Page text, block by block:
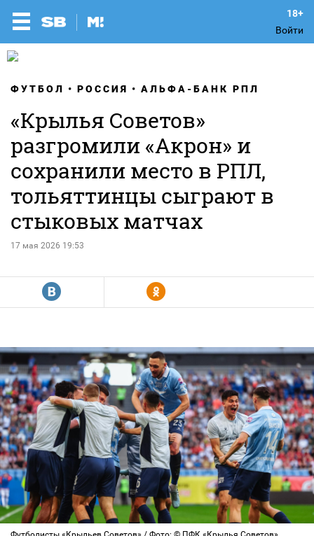
Войти
ФУТБОЛ РОССИЯ АЛЬФА-БАНК РПЛ
«Крылья Советов»
разгромили «Акрон» и
сохранили место в РПЛ,
тольяттинцы сыграют в
стыковых матчах
17 мая 2026 19:53
R Y